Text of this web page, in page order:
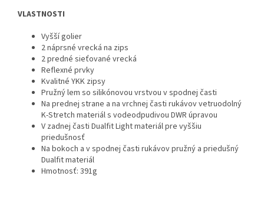
VLASTNOSTI
Vyšší golier
2 náprsné vrecká na zips
2 predné sieťované vrecká
Reflexné prvky
Kvalitné YKK zipsy
Pružný lem so silikónovou vrstvou v spodnej časti
Na prednej strane a na vrchnej časti rukávov vetruodolný
K-Stretch materiál s vodeodpudivou DWR úpravou
V zadnej časti Dualfit Light materiál pre vyššiu
priedušnosť
Na bokoch a v spodnej časti rukávov pružný a priedušný
Dualfit materiál
Hmotnosť: 391g